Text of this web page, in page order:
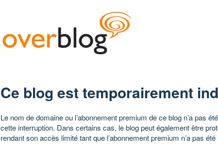
Ce blog est temporairement
Le nom de domaine ou l’abonnement premium de ce blog n’a pas
cette interruption. Dans certains cas, le blog peut également être
rendant son accès limité tant que l’abonnement premium n’a pas